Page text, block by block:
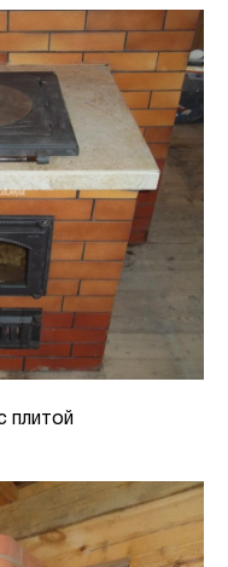
плитой